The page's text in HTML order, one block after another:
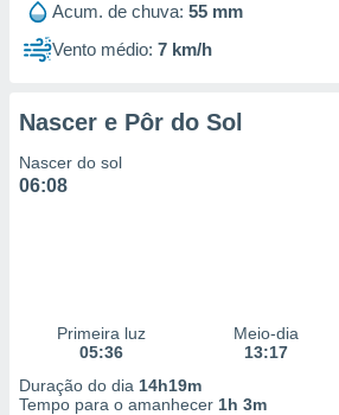
Acum. de chuva: 55 mm
Vento médio: 7 km/h
Nascer e Pôr do Sol
Nascer do sol
06:08
Primeira luz
05:36
Meio-dia
13:17
Duração do dia 14h19m
Tempo para o amanhecer 1h 3m